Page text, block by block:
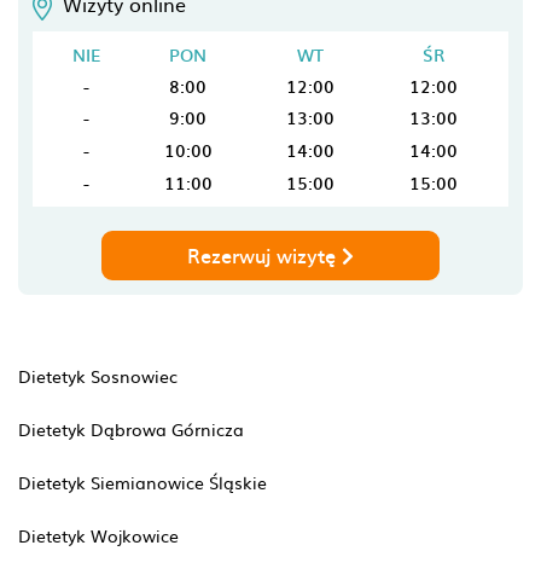
NIE PON WT
ŚR
-
8:00 12:00
12:00
-
9:00 13:00
13:00
-
10:00 14:00
14:00
-
11:00 15:00 15:00
Rezerwuj wizytę
Dietetyk Sosnowiec
Dietetyk Dąbrowa Górnicza
Dietetyk Siemianowice Śląskie
Dietetyk Wojkowice